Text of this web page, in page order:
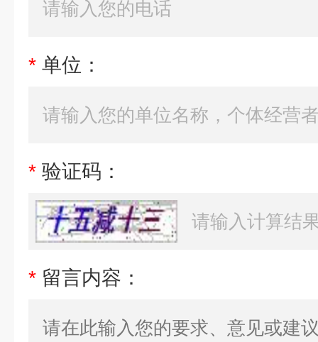
* 单位：
* 验证码：
* 留言内容：